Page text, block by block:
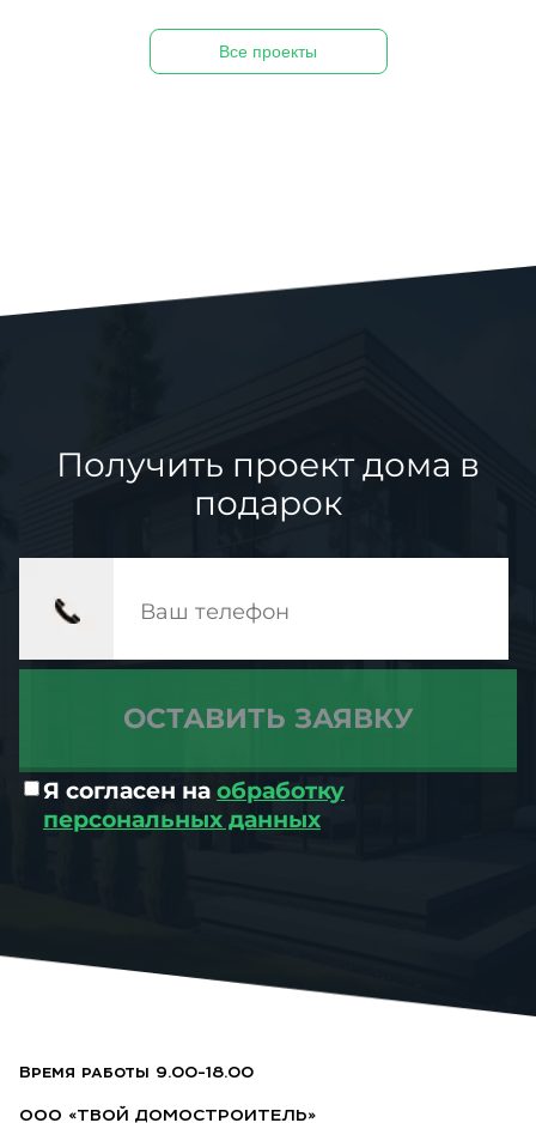
Все проекты
Получить проект дома в
подарок
Я согласен на обработку
персональных данных
Время работы 9.00-18.00
ООО «ТВОЙ ДОМОСТРОИТЕЛЬ»